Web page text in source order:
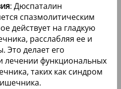
: Дюспаталин
спазмолитическим
действует на гладкую
расслабляя ее и
Это делает его
лечении функциональных
таких как синдром